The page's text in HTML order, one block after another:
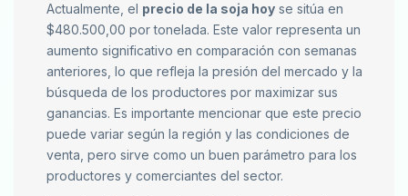
Actualmente, el precio de la soja hoy se sitúa en
$480.500,00 por tonelada. Este valor representa un
aumento significativo en comparación con semanas
anteriores, lo que refleja la presión del mercado y la
búsqueda de los productores por maximizar sus
ganancias. Es importante mencionar que este precio
puede variar según la región y las condiciones de
venta, pero sirve como un buen parámetro para los
productores y comerciantes del sector.